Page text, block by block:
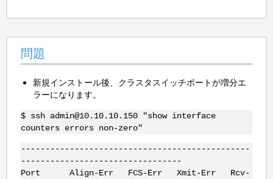
問題
新規インストール後、クラスタスイッチポートが増分エ
ラーになります。
$ ssh admin@10.10.10.150 "show interface
counters errors non-zero"
-----------------------------------------------
---------------------------------
Port Align-Err FCS-Err Xmit-Err Rcv-